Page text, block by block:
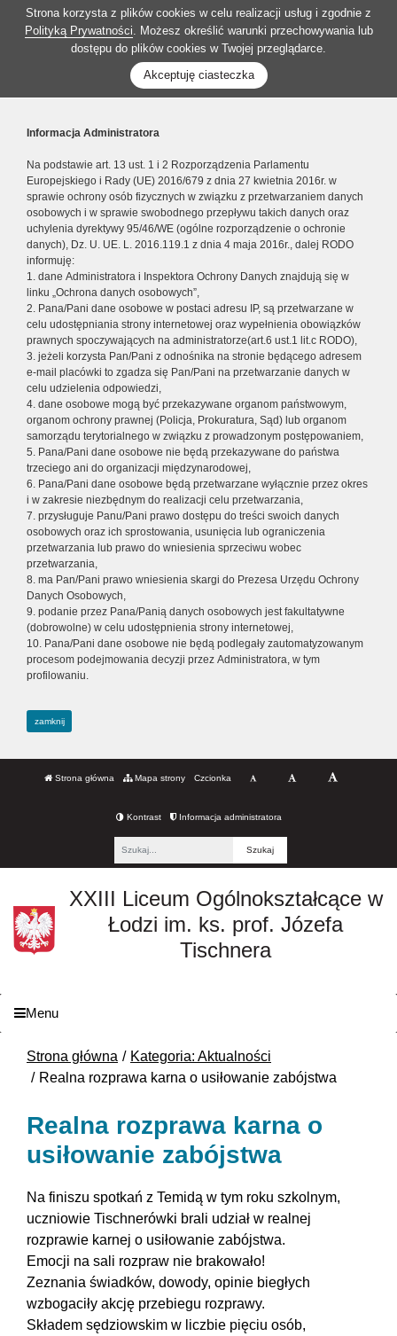
Strona korzysta z plików cookies w celu realizacji usług i zgodnie z
Polityką Prywatności. Możesz określić warunki przechowywania lub
dostępu do plików cookies w Twojej przeglądarce.
Akceptuję ciasteczka
Informacja Administratora
Na podstawie art. 13 ust. 1 i 2 Rozporządzenia Parlamentu
Europejskiego i Rady (UE) 2016/679 z dnia 27 kwietnia 2016r. w
sprawie ochrony osób fizycznych w związku z przetwarzaniem danych
osobowych i w sprawie swobodnego przepływu takich danych oraz
uchylenia dyrektywy 95/46/WE (ogólne rozporządzenie o ochronie
danych), Dz. U. UE. L. 2016.119.1 z dnia 4 maja 2016r., dalej RODO
informuję:
1. dane Administratora i Inspektora Ochrony Danych znajdują się w
linku „Ochrona danych osobowych”,
2. Pana/Pani dane osobowe w postaci adresu IP, są przetwarzane w
celu udostępniania strony internetowej oraz wypełnienia obowiązków
prawnych spoczywających na administratorze(art.6 ust.1 lit.c RODO),
3. jeżeli korzysta Pan/Pani z odnośnika na stronie będącego adresem
e-mail placówki to zgadza się Pan/Pani na przetwarzanie danych w
celu udzielenia odpowiedzi,
4. dane osobowe mogą być przekazywane organom państwowym,
organom ochrony prawnej (Policja, Prokuratura, Sąd) lub organom
samorządu terytorialnego w związku z prowadzonym postępowaniem,
5. Pana/Pani dane osobowe nie będą przekazywane do państwa
trzeciego ani do organizacji międzynarodowej,
6. Pana/Pani dane osobowe będą przetwarzane wyłącznie przez okres
i w zakresie niezbędnym do realizacji celu przetwarzania,
7. przysługuje Panu/Pani prawo dostępu do treści swoich danych
osobowych oraz ich sprostowania, usunięcia lub ograniczenia
przetwarzania lub prawo do wniesienia sprzeciwu wobec
przetwarzania,
8. ma Pan/Pani prawo wniesienia skargi do Prezesa Urzędu Ochrony
Danych Osobowych,
9. podanie przez Pana/Panią danych osobowych jest fakultatywne
(dobrowolne) w celu udostępnienia strony internetowej,
10. Pana/Pani dane osobowe nie będą podlegały zautomatyzowanym
procesom podejmowania decyzji przez Administratora, w tym
profilowaniu.
zamknij
Strona główna Mapa strony Czcionka
Kontrast Informacja administratora
XXIII Liceum Ogólnokształcące w
Łodzi im. ks. prof. Józefa
Tischnera
Menu
Strona główna
Kategoria: Aktualności
Realna rozprawa karna o usiłowanie zabójstwa
Realna rozprawa karna o
usiłowanie zabójstwa
Na finiszu spotkań z Temidą w tym roku szkolnym,
uczniowie Tischnerówki brali udział w realnej
rozprawie karnej o usiłowanie zabójstwa.
Emocji na sali rozpraw nie brakowało!
Zeznania świadków, dowody, opinie biegłych
wzbogaciły akcję przebiegu rozprawy.
Składem sędziowskim w liczbie pięciu osób,